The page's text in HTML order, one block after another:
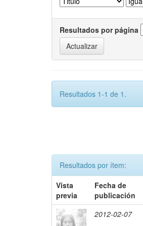
Resultados por página
Resultados 1-1 de 1.
Resultados por ítem:
Vista
previa
Fecha de
publicación
2012-02-07